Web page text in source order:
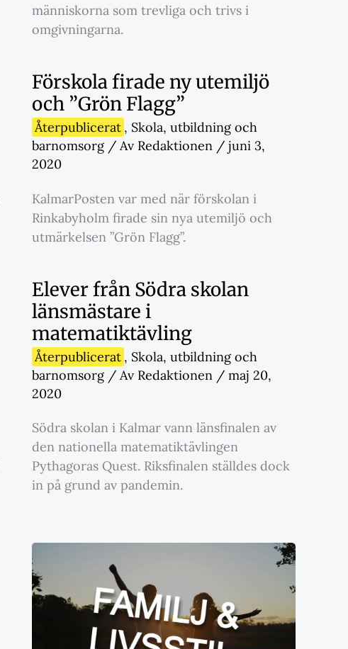
människorna som trevliga och trivs i
omgivningarna.
Förskola firade ny utemiljö
och ”Grön Flagg”
Återpublicerat , Skola, utbildning och
barnomsorg/ Av Redaktionen / juni 3,
2020
KalmarPosten var med när förskolan i
Rinkabyholm firade sin nya utemiljö och
utmärkelsen ”Grön Flagg”.
Elever från Södra skolan
länsmästare i
matematiktävling
Återpublicerat , Skola, utbildning och
barnomsorg/ Av Redaktionen / maj 20,
2020
Södra skolan i Kalmar vann länsfinalen av
den nationella matematiktävlingen
Pythagoras Quest. Riksfinalen ställdes dock
in på grund av pandemin.